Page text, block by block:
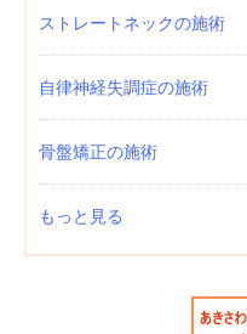
ストレートネックの施術
自律神経失調症の施術
骨盤矯正の施術
もっと見る